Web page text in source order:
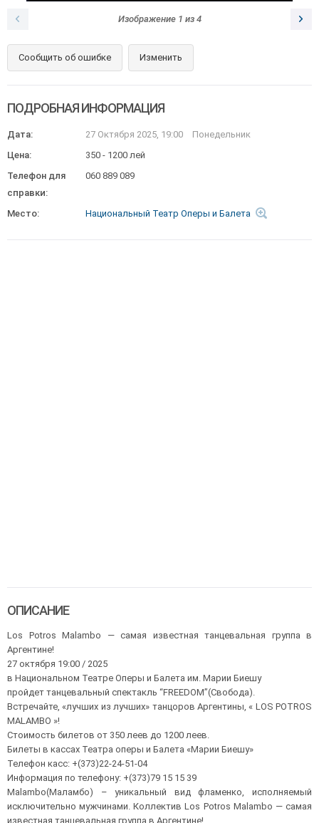
Изображение 1 из 4
Сообщить об ошибке Изменить
ПОДРОБНАЯ ИНФОРМАЦИЯ
Дата: 27 Октября 2025, 19:00
Понедельник
Цена:
350 - 1200 лей
Телефон для
справки:
060 889 089
Место: Национальный Театр Оперы и Балета
ОПИСАНИЕ
Los Potros Malambo — самая известная танцевальная группа в
Аргентине!
27 октября 19:00 / 2025
в Национальном Театре Оперы и Балета им. Марии Биешу
пройдет танцевальный спектакль “FREEDOM”(Свобода).
Встречайте, «лучших из лучших» танцоров Аргентины, « LOS POTROS
MALAMBO »!
Стоимость билетов от 350 леев до 1200 леев.
Билеты в кассах Театра оперы и Балета «Марии Биешу»
Телефон касс: +(373)22-24-51-04
Информация по телефону: +(373)79 15 15 39
Malambo(Маламбо) – уникальный вид фламенко, исполняемый
исключительно мужчинами. Коллектив Los Potros Malambo — самая
известная танцевальная группа в Аргентине!